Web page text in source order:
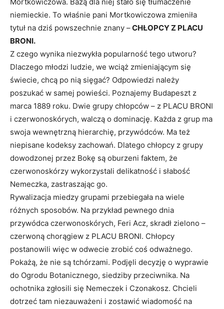
niemieckie. To właśnie pani Mortkowiczowa zmieniła
tytuł na dziś powszechnie znany –CHŁOPCY Z PLACU
BRONI.
Z czego wynika niezwykła popularność tego utworu?
Dlaczego młodzi ludzie, we wciąż zmieniającym się
świecie, chcą po nią sięgać? Odpowiedzi należy
poszukać w samej powieści. Poznajemy Budapeszt z
marca 1889 roku. Dwie grupy chłopców – z PLACU BRONI
i czerwonoskórych, walczą o dominację. Każda z grup ma
swoja wewnętrzną hierarchię, przywódców. Ma też
niepisane kodeksy zachowań. Dlatego chłopcy z grupy
dowodzonej przez Bokę są oburzeni faktem, że
czerwonoskórzy wykorzystali delikatność i słabość
Nemeczka, zastraszając go.
Rywalizacja miedzy grupami przebiegała na wiele
różnych sposobów. Na przykład pewnego dnia
przywódca czerwonoskórych, Feri Acz, skradł zielono –
czerwoną chorągiew z PLACU BRONI. Chłopcy
postanowili więc w odwecie zrobić coś odważnego.
Pokażą, że nie są tchórzami. Podjęli decyzję o wyprawie
do Ogrodu Botanicznego, siedziby przeciwnika. Na
ochotnika zgłosili się Nemeczek i Czonakosz. Chcieli
dotrzeć tam niezauważeni i zostawić wiadomość na